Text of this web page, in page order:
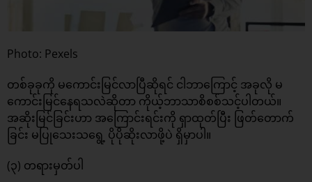
Photo: Pexels
တစ်ခုခုကို မကောင်းမြင်လာပြီဆိုရင် ငါဘာကြောင့် အခုလို မ
ကောင်းမြင်နေရသလဲဆိုတာ ကိုယ့်ဘာသာစိစစ်သင့်ပါတယ်။
အဆိုးမြင်ခြင်းဟာ အကြောင်းရင်းကို ရှာထုတ်ပြီး ဖြတ်တောက်
ခြင်း မပြုသေးသရွေ့ ပိုပိုဆိုးလာဖို့ပဲ ရှိမှာပါ။
(၃) တရားမှတ်ပါ